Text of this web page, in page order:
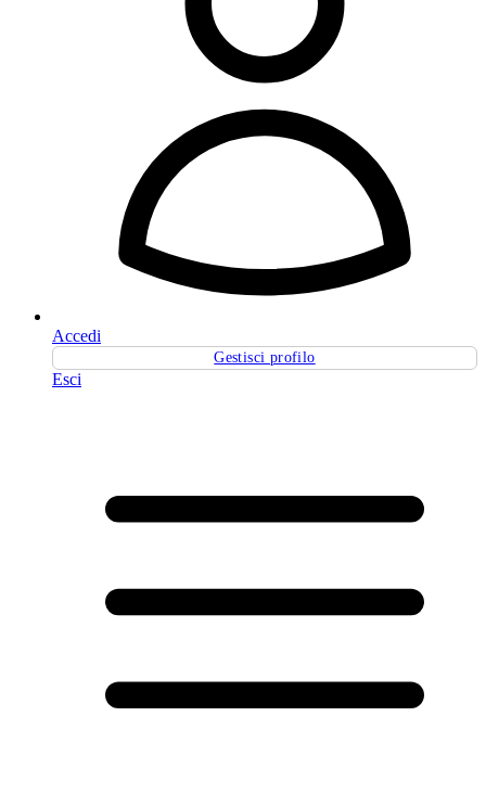
Accedi
Gestisci profilo
Esci